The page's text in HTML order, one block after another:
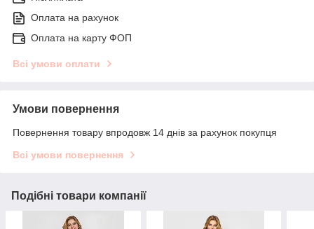
Оплата на рахунок
Оплата на карту ФОП
Всі умови оплати
Умови повернення
Повернення товару впродовж 14 днів за рахунок покупця
Всі умови повернення
Подібні товари компанії